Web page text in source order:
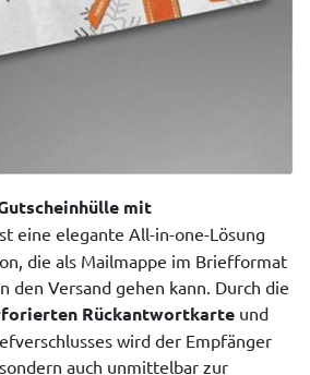
mit
eine elegante All-in-one-Lösung
die als Mailmappe im Briefformat
den Versand gehen kann. Durch die
Rückantwortkarte und
wird der Empfänger
auch unmittelbar zur